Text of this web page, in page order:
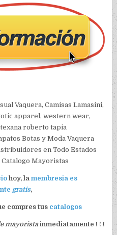
Vaquera, Camisas Lamasini,
apparel, western wear,
roberto tapia
Botas y Moda Vaquera
en Todo Estados
Mayoristas
hoy, la membresia es
gratis,
compres tus catalogos
mayoristainmediatamente ! ! !